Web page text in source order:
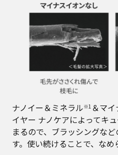
ナノイー＆ミネラル※1 ＆マ
イヤー ナノケアによってキ
まるので、ブラッシングな
す。使い続けることで、なめ